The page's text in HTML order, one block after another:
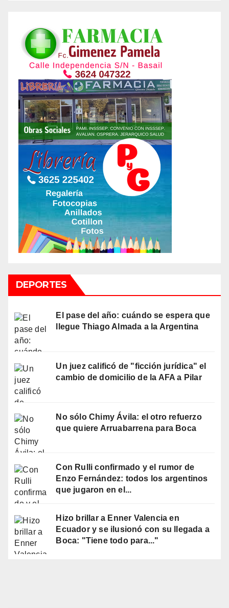
DEPORTES
El pase del año: cuándo se espera que
llegue Thiago Almada a la Argentina
Un juez calificó de "ficción jurídica" el
cambio de domicilio de la AFA a Pilar
No sólo Chimy Ávila: el otro refuerzo
que quiere Arruabarrena para Boca
Con Rulli confirmado y el rumor de
Enzo Fernández: todos los argentinos
que jugaron en el...
Hizo brillar a Enner Valencia en
Ecuador y se ilusionó con su llegada a
Boca: "Tiene todo para..."